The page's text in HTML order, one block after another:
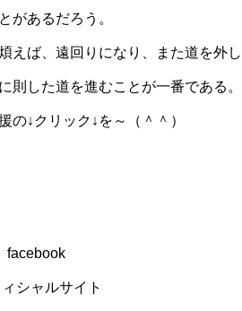
があるだろう。
えば、遠回りになり、また道を外
則した道を進むことが一番である。
の↓クリック↓を～（＾＾）
facebook
シャルサイト